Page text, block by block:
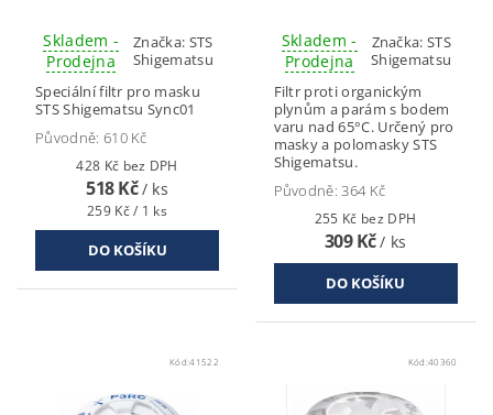
Skladem -
Prodejna
Značka: STS
Shigematsu
Speciální filtr pro masku
STS Shigematsu Sync01
Původně: 610 Kč
428 Kč bez DPH
518 Kč/ ks
259 Kč / 1 ks
Skladem -
Prodejna
Značka:STS
Shigematsu
Filtr proti organickým
plynům a parám s bodem
varu nad 65°C. Určený pro
masky a polomasky STS
Shigematsu.
Původně:364 Kč
255 Kč bez DPH
309 Kč/ ks
Kód:41522 Kód: 40360